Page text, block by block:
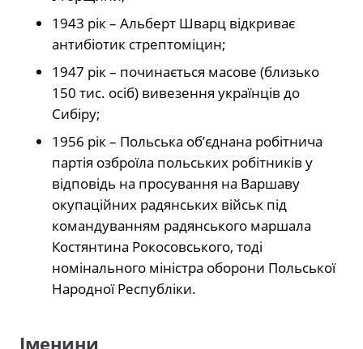
1943 рік – Альберт Шварц відкриває
антибіотик стрептоміцин;
1947 рік – починається масове (близько
150 тис. осіб) вивезення українців до
Сибіру;
1956 рік – Польська об’єднана робітнича
партія озброїла польських робітників у
відповідь на просування на Варшаву
окупаційних радянських військ під
командуванням радянського маршала
Костянтина Рокосовського, тоді
номінального міністра оборони Польської
Народної Республіки.
Іменини